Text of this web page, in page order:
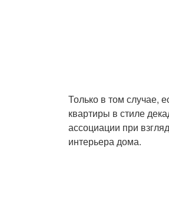
Только в том случае,
квартиры в стиле
ассоциации при
интерьера дома.